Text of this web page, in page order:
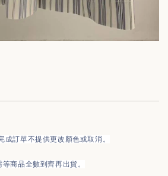
成訂單不提供更改顏色或取消。
商品全數到齊再出貨。